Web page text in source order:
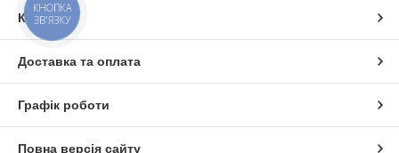
Контакти
Доставка та оплата
Графік роботи
Повна версія сайту
КНОПКА
ЗВ'ЯЗКУ